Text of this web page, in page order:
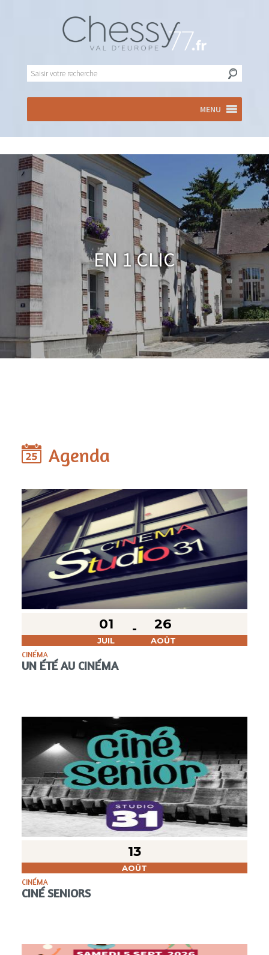
MENU
En 1 clic
Agenda
01
JUIL
26
AOÛT
CINÉMA
UN ÉTÉ AU CINÉMA
13
AOÛT
CINÉMA
CINÉ SENIORS